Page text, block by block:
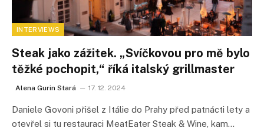
INTERVIEWS
Steak jako zážitek. „Svíčkovou pro mě bylo
těžké pochopit,“ říká italský grillmaster
Alena Gurin Stará 17. 12. 2024
Daniele Govoni přišel z Itálie do Prahy před patnácti lety a
otevřel si tu restauraci MeatEater Steak & Wine, kam…